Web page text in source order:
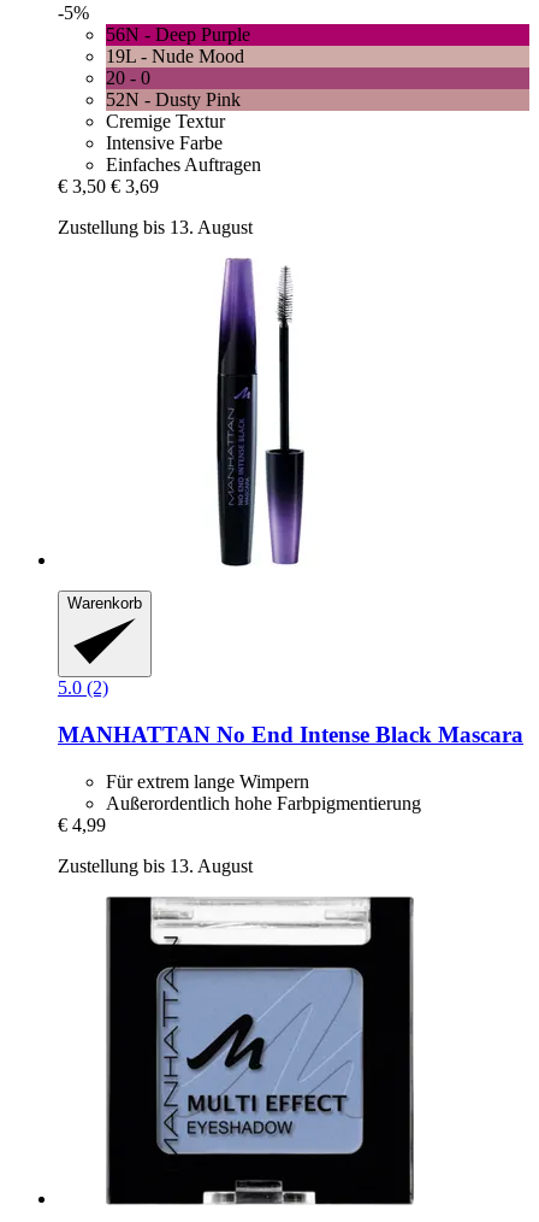
-5%
56N - Deep Purple
19L - Nude Mood
20 - 0
52N - Dusty Pink
Cremige Textur
Intensive Farbe
Einfaches Auftragen
€ 3,50 € 3,69
Zustellung bis 13. August
Warenkorb
5.0 (2)
MANHATTAN No End Intense Black Mascara
Für extrem lange Wimpern
Außerordentlich hohe Farbpigmentierung
€ 4,99
Zustellung bis 13. August